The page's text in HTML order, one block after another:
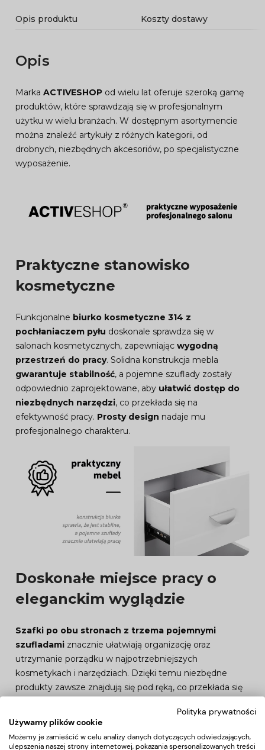
Opis produktu Koszty dostawy
Opis
Marka ACTIVESHOP od wielu lat oferuje szeroką gamę
produktów, które sprawdzają się w profesjonalnym
użytku w wielu branżach. W dostępnym asortymencie
można znaleźć artykuły z różnych kategorii, od
drobnych, niezbędnych akcesoriów, po specjalistyczne
wyposażenie.
Praktyczne stanowisko
kosmetyczne
Funkcjonalne biurko kosmetyczne 314 z
pochłaniaczem pyłu doskonale sprawdza się w
salonach kosmetycznych, zapewniając wygodną
przestrzeń do pracy. Solidna konstrukcja mebla
gwarantuje stabilność, a pojemne szuflady zostały
odpowiednio zaprojektowane, aby ułatwić dostęp do
niezbędnych narzędzi, co przekłada się na
efektywność pracy. Prosty design nadaje mu
profesjonalnego charakteru.
Doskonałe miejsce pracy o
eleganckim wyglądzie
Szafki po obu stronach z trzema pojemnymi
szufladami znacznie ułatwiają organizację oraz
utrzymanie porządku w najpotrzebniejszych
kosmetykach i narzędziach. Dzięki temu niezbędne
produkty zawsze znajdują się pod ręką, co przekłada się
od niezbędnych
urządzeń, co pozwala na
estetykistanowiska pracy.
Polityka prywatności
Używamy plików cookie
Możemy je zamieścić w celu analizy danych dotyczących odwiedzających,
ulepszenia naszej strony internetowej, pokazania spersonalizowanych treści